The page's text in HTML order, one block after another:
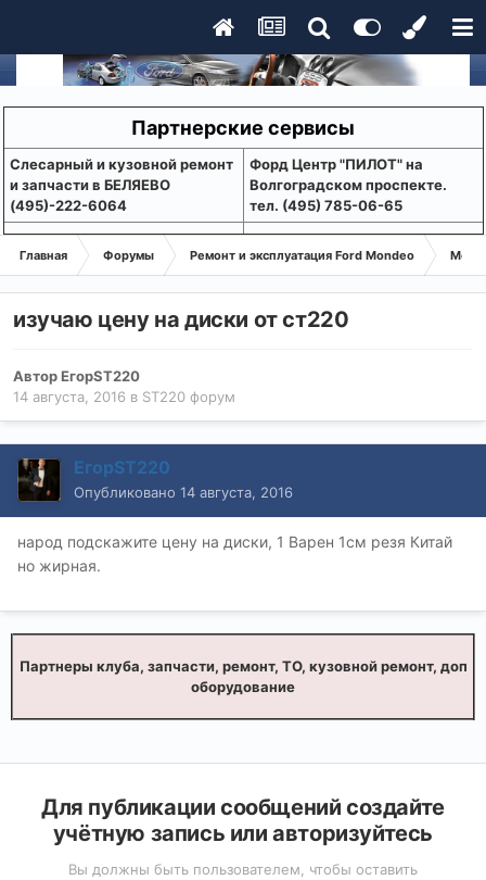
Партнерские сервисы
Слесарный и кузовной ремонт
и запчасти в БЕЛЯЕВО
(495)-222-6064
Форд Центр "ПИЛОТ" на
Волгоградском проспекте.
тел. (495) 785-06-65
Главная Форумы Ремонт и эксплуатация Ford Mondeo
изучаю цену на диски от ст220
АвторЕгорST220
14 августа, 2016 в ST220 форум
ЕгорST220
Опубликовано 14 августа, 2016
народ подскажите цену на диски, 1 Варен 1см резя Китай
но жирная.
Партнеры клуба, запчасти, ремонт, ТО, кузовной ремонт, доп
оборудование
Для публикации сообщений создайте
учётную запись или авторизуйтесь
Вы должны быть пользователем, чтобы оставить